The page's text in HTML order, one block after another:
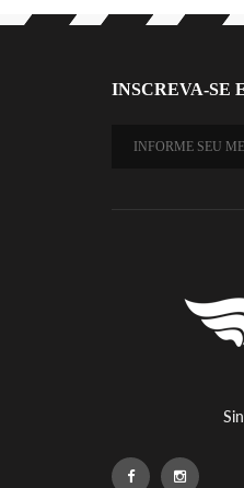
INSCREVA-SE